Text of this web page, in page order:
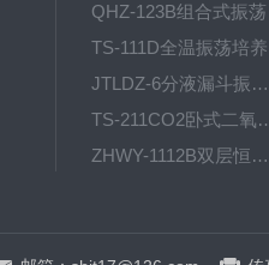
JTLDZ-6分液漏斗振荡器
TS-211CO2卧式
ZHWY-1112B双层恒温培养摇床